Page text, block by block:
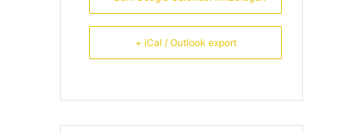
+ iCal / Outlook export